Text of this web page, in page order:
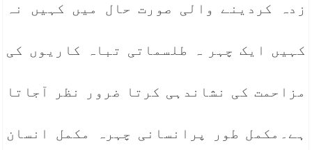
زدہ کردینے والی صورت حال میں کہیں نہ
کہیں ایک چہر ہ طلسماتی تباہ کاریوں کی
مزاحمت کی نشاندہی کرتا ضرور نظر آجاتا
ہے۔مکمل طور پرانسانی چہرہ مکمل انسان